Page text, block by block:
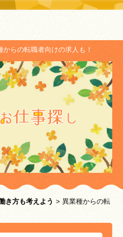
らの転職者向けの求人も！
き方も考えよう > 異業種からの転